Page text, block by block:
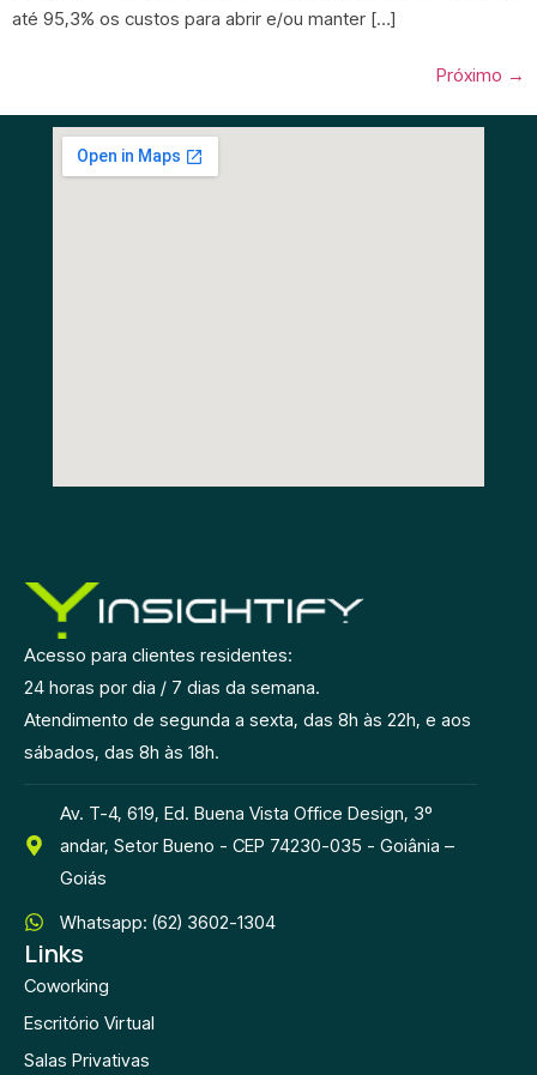
até 95,3% os custos para abrir e/ou manter […]
Próximo →
Acesso para clientes residentes:
24 horas por dia / 7 dias da semana.
Atendimento de segunda a sexta, das 8h às 22h, e aos
sábados, das 8h às 18h.
Av. T-4, 619, Ed. Buena Vista Office Design, 3º
andar, Setor Bueno - CEP 74230-035 - Goiânia –
Goiás
Whatsapp: (62) 3602-1304
Links
Coworking
Escritório Virtual
Salas Privativas